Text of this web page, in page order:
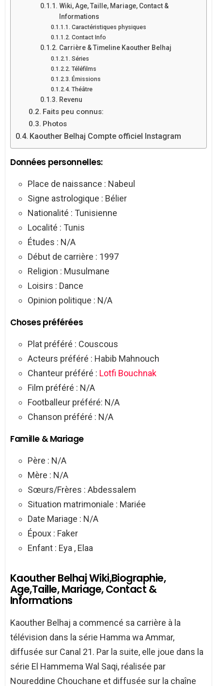
Wiki, Age, Taille, Mariage, Contact &
Informations
Caractéristiques physiques
Contact Info
Carrière & Timeline Kaouther Belhaj
Séries
Téléfilms
Émissions
Théâtre
Revenu
Faits peu connus:
Photos
Kaouther Belhaj Compte officiel Instagram
Données personnelles:
Place de naissance : Nabeul
Signe astrologique : Bélier
Nationalité : Tunisienne
Localité : Tunis
Études : N/A
Début de carrière : 1997
Religion : Musulmane
Loisirs : Dance
Opinion politique : N/A
Choses préférées
Plat préféré : Couscous
Acteurs préféré : Habib Mahnouch
Chanteur préféré : Lotfi Bouchnak
Film préféré : N/A
Footballeur préféré: N/A
Chanson préféré : N/A
Famille & Mariage
Père : N/A
Mère : N/A
Sœurs/Frères : Abdessalem
Situation matrimoniale : Mariée
Date Mariage : N/A
Époux : Faker
Enfant : Eya , Elaa
Kaouther Belhaj Wiki,Biographie,
Age,Taille, Mariage, Contact &
Informations
Kaouther Belhaj a commencé sa carrière à la
télévision dans la série Hamma wa Ammar,
diffusée sur Canal 21. Par la suite, elle joue dans la
série El Hammema Wal Saqi, réalisée par
Noureddine Chouchane et diffusée sur la chaîne